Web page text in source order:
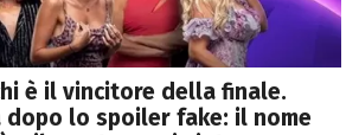
è il vincitore della finale.
dopo lo spoiler fake: il nome